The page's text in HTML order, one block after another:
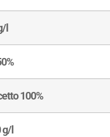
l
100%
g/l